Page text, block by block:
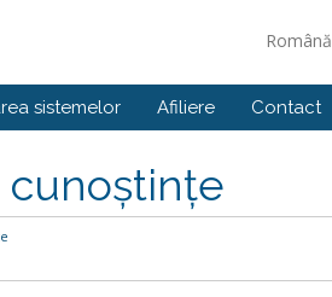
Română
sistemelor Afiliere Contact
cunoștințe